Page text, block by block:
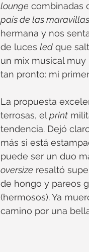
lounge combinadas
país de las maravillas
hermana y nos
de luces led que
un mix musical
tan pronto: mi
La propuesta
terrosas, el print
tendencia. Dejó
más si está
puede ser un duo
oversize resaltó
de hongo y pareos
(hermosos). Ya
camino por una